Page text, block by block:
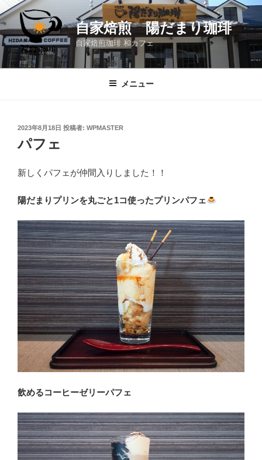
ン
テ
ン
ツ
自家焙煎 陽だまり珈琲
自家焙煎珈琲 和カフェ
メニュー
投
日:
2023年8月18日 投稿者: WPMASTER
パフェ
新しくパフェが仲間入りしました！！
陽だまりプリンを丸ごと1コ使ったプリンパフェ
飲めるコーヒーゼリーパフェ